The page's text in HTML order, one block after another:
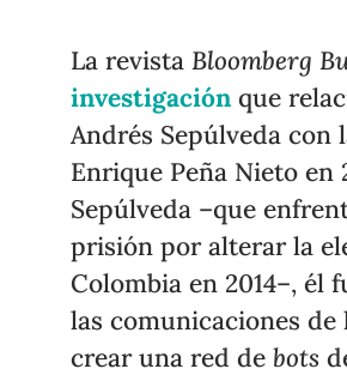
La revistaBloomberg
investigación que
Andrés Sepúlveda con
Enrique Peña Nieto en
Sepúlveda –que
prisión por alterar la
Colombia en 2014–,
las comunicaciones de
crear una red debots